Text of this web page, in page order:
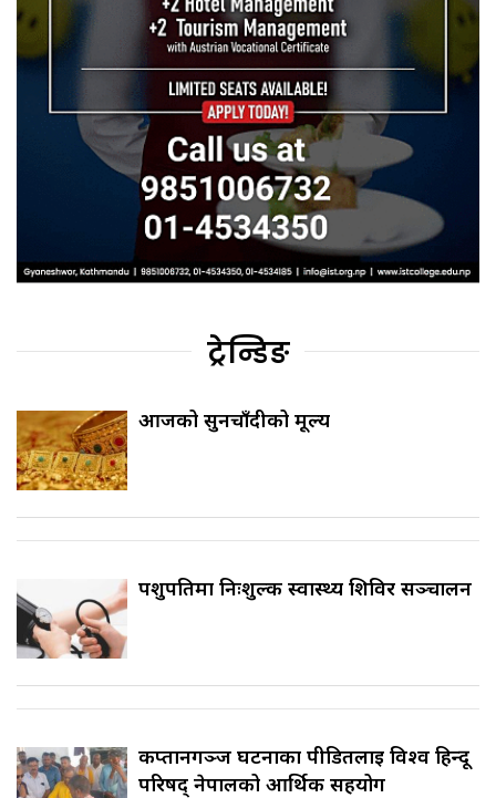
ट्रेन्डिङ
आजको सुनचाँदीको मूल्य
पशुपतिमा निःशुल्क स्वास्थ्य शिविर सञ्चालन
कप्तानगञ्ज घटनाका पीडितलाई विश्व हिन्दू
परिषद् नेपालको आर्थिक सहयोग